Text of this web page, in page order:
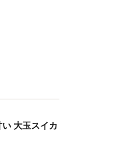
大玉スイカ